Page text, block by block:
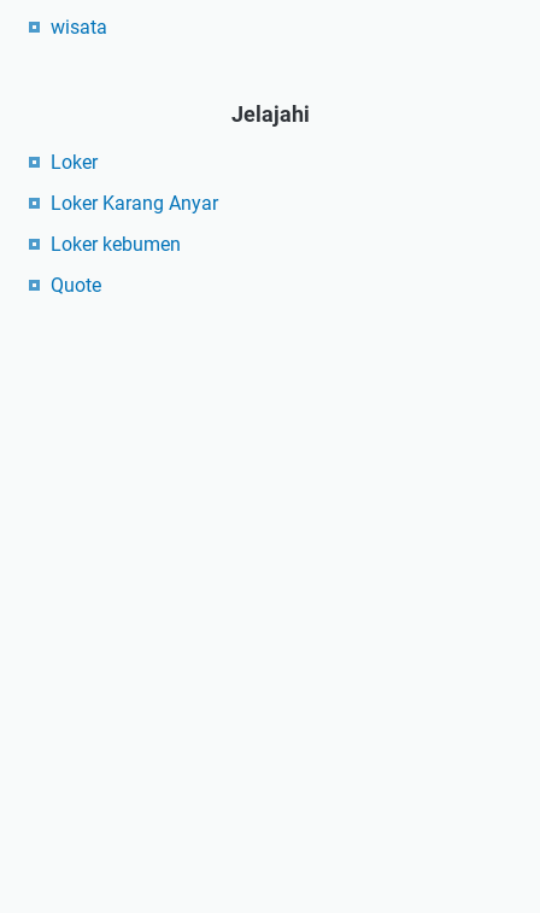
wisata
Jelajahi
Loker
Loker Karang Anyar
Loker kebumen
Quote